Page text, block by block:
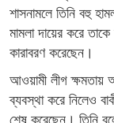
শাসনামলে তিনি বহু
মামলা দায়ের করে
কারাবরণ করেছেন।
আওয়ামী লীগ ক্ষমতায়
ব্যবস্থা করে নিলেও
শেষ করেছেন। তিনি